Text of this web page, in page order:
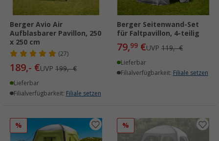
Berger Avio Air
Aufblasbarer Pavillon, 250
x 250 cm
(27)
189,- €UVP 199,- €
Lieferbar
Filialverfügbarkeit: Filiale setzen
Berger Seitenwand-Set
für Faltpavillon, 4-teilig
79,99 €UVP 119,- €
Lieferbar
Filialverfügbarkeit: Filiale setzen
% %